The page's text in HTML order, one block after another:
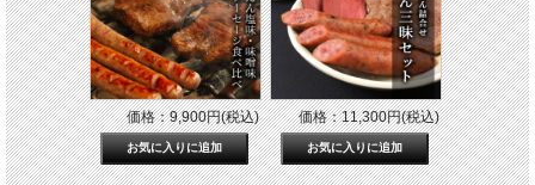
価格：9,900円(税込) 価格：11,300円(税込)